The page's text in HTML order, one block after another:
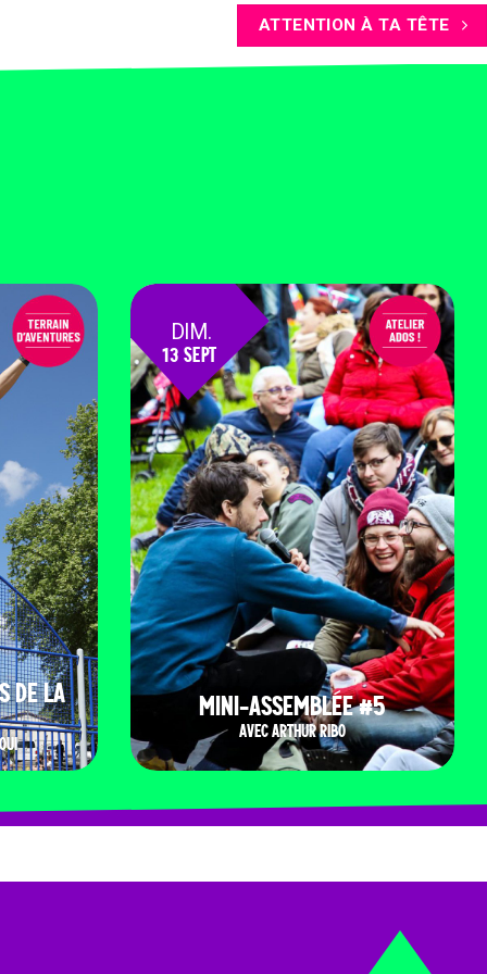
ATTENTION À TA TÊTE
DE LA
DIM.
13 SEPT
MINI-ASSEMBLÉE #5
AVEC ARTHUR RIBO